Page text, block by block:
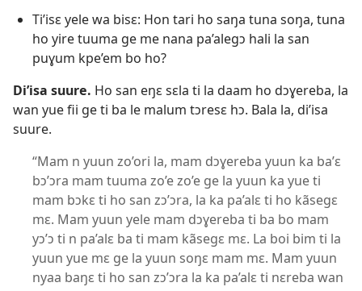
Ti’isɛ yele wa bisɛ: Hon tari ho saŋa tuna soŋa, tuna
ho yire tuuma ge me nana pa’alegɔ hali la san
puɣum kpe’em bo ho?
Di’isa suure. Ho san eŋɛ sɛla ti la daam ho dɔɣereba, la
wan yue fii ge ti ba le malum tɔresɛ hɔ. Bala la, di’isa
suure.
“Mam n yuun zo’ori la, mam dɔɣereba yuun ka ba’ɛ
bɔ’ɔra mam tuuma zo’e zo’e ge la yuun ka yue ti
mam bɔkɛ ti ho san zɔ’ɔra, la ka pa’alɛ ti ho kãsegɛ
mɛ. Mam yuun yele mam dɔɣereba ti ba bo mam
yɔ’ɔ ti n pa’alɛ ba ti mam kãsegɛ mɛ. La boi bim ti la
yuun yue mɛ ge la yuun soŋɛ mam mɛ. Mam yuun
nyaa baŋɛ ti ho san zɔ’ɔra la ka pa’alɛ ti nɛreba wan